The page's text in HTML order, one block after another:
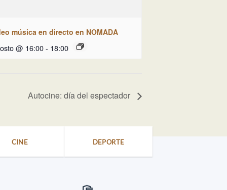
música en directo en NOMADA
@ 16:00- 18:00
Autocine: día del espectador
CINE DEPORTE